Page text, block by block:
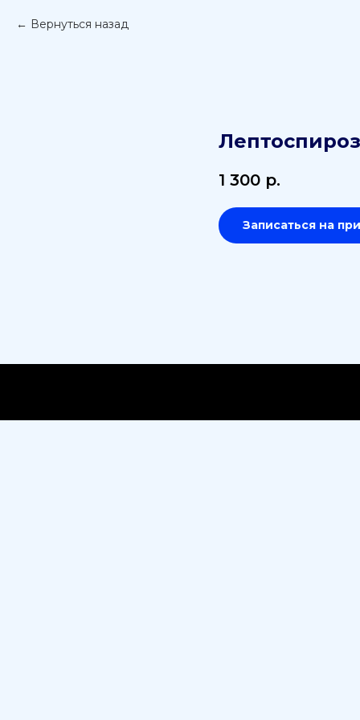
Вернуться назад
Лептоспироз
1 300 р.
Записаться на